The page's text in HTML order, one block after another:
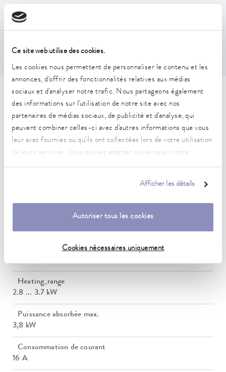
Ce site web utilise des cookies.
Les cookies nous permettent de personnaliser le contenu et les
annonces, d'offrir des fonctionnalités relatives aux médias
sociaux et d'analyser notre trafic. Nous partageons également
des informations sur l'utilisation de notre site avec nos
partenaires de médias sociaux, de publicité et d'analyse, qui
peuvent combiner celles-ci avec d'autres informations que vous
leur avez fournies ou qu'ils ont collectées lors de votre utilisation
de leurs services. Vous pouvez adapter ou révoquer votre
Afficher les détails
Autoriser tous les cookies
Cookies nécessaires uniquement
0,01 ± K
Caractéristiques techniques
(selon DIN 12876)
Plage de température de fonctionnement
Plage de température de fonctionnement
Plage de température ambiante
Constance de la température
Heating_range
2.8 ... 3.7 kW
Puissance absorbée max.
3,8 kW
Consommation de courant
16 A